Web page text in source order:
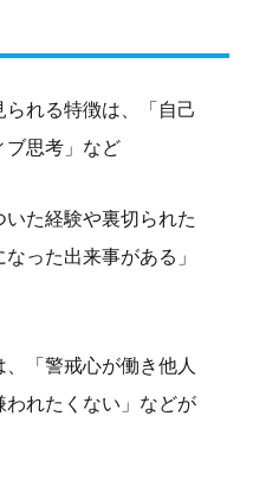
れる特徴は、「自己
ブ思考」など
た経験や裏切られた
った出来事がある」
「警戒心が働き他人
われたくない」などが